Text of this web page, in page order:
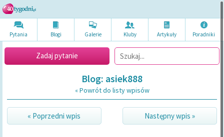
Pytania Blogi Galerie Kluby Artykuły Poradniki
Zadaj pytanie
Blog: asiek888
« Powrót do listy wpisów
« Poprzedni wpis Następny wpis »